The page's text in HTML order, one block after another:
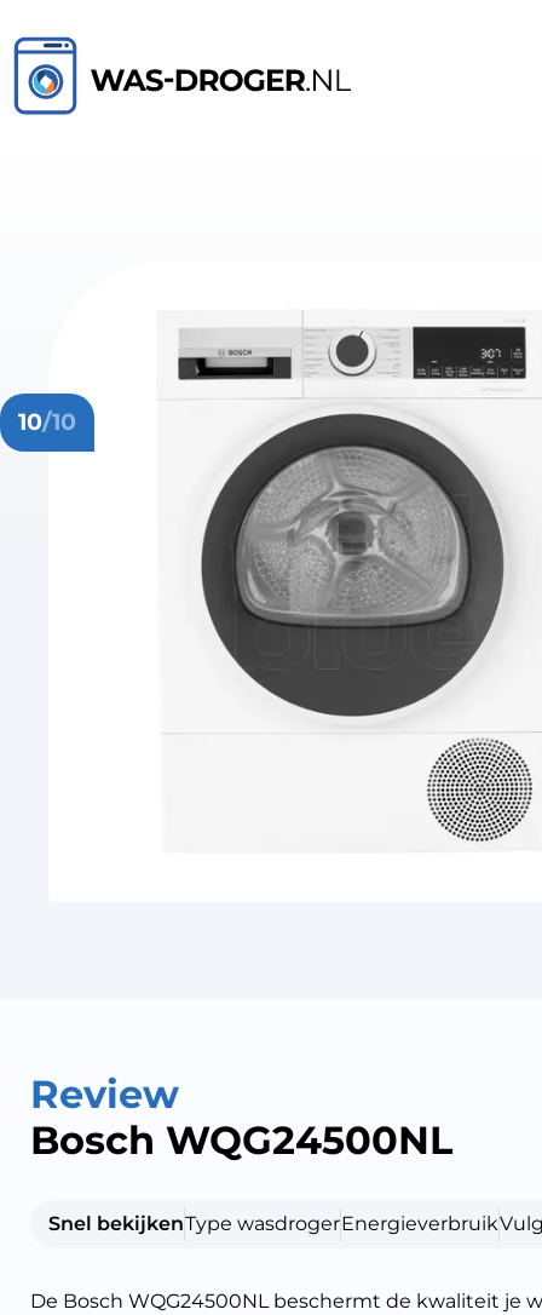
10/10
Review
Bosch WQG24500NL
Snel bekijkenType wasdrogerEnergieverbruik
De Bosch WQG24500NL beschermt de kwaliteit je